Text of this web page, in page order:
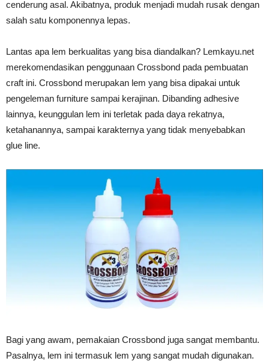
cenderung asal. Akibatnya, produk menjadi mudah rusak dengan
salah satu komponennya lepas.
Lantas apa lem berkualitas yang bisa diandalkan? Lemkayu.net
merekomendasikan penggunaan Crossbond pada pembuatan
craft ini. Crossbond merupakan lem yang bisa dipakai untuk
pengeleman furniture sampai kerajinan. Dibanding adhesive
lainnya, keunggulan lem ini terletak pada daya rekatnya,
ketahanannya, sampai karakternya yang tidak menyebabkan
glue line.
Bagi yang awam, pemakaian Crossbond juga sangat membantu.
Pasalnya, lem ini termasuk lem yang sangat mudah digunakan.